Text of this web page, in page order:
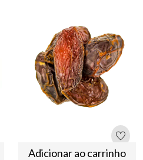
Adicionar ao carrinho